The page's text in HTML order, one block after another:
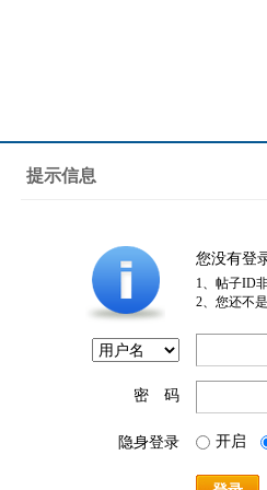
提示信息
您没有登
1、帖子ID
2、您还不
密 码
隐身登录 开启